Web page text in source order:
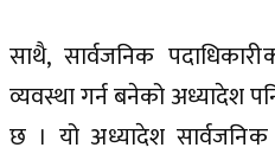
साथै, सार्वजनिक
व्यवस्था गर्न बनेको अध्यादेश
छ । यो अध्यादेश